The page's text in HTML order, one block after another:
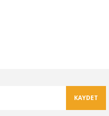
KAYDET